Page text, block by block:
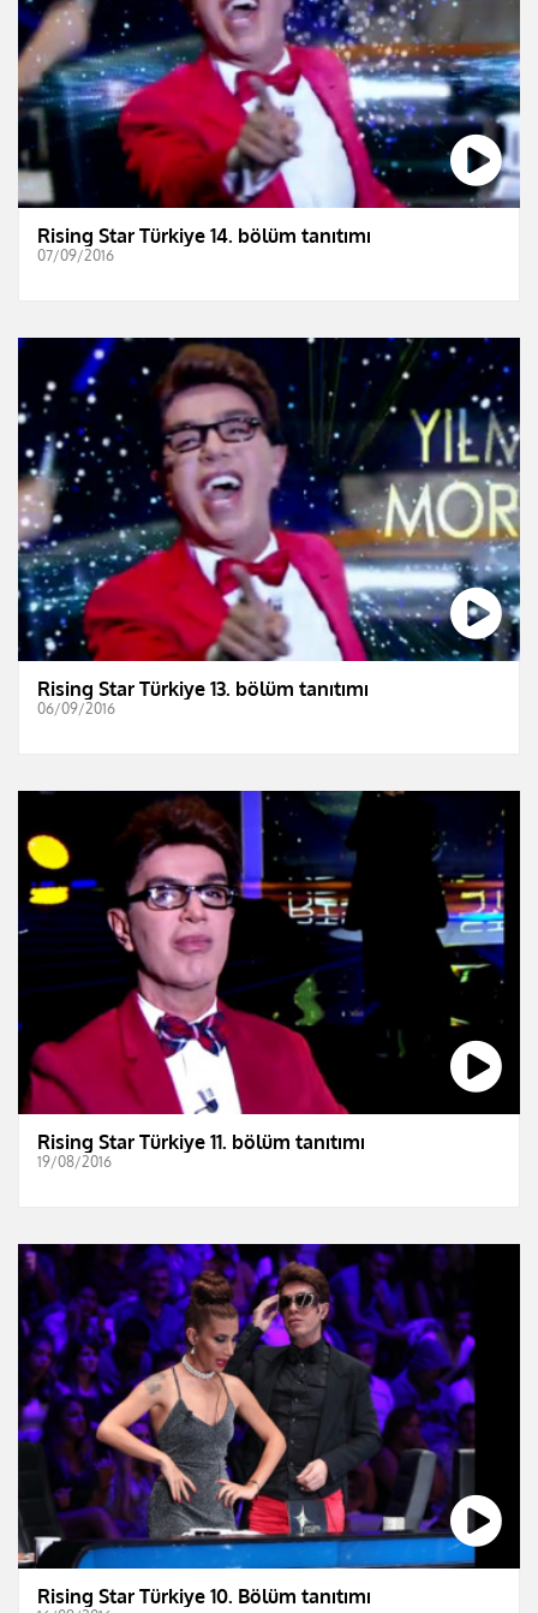
Rising Star Türkiye 14. bölüm tanıtımı
07/09/2016
Rising Star Türkiye 13. bölüm tanıtımı
06/09/2016
Rising Star Türkiye 11. bölüm tanıtımı
19/08/2016
Rising Star Türkiye 10. Bölüm tanıtımı